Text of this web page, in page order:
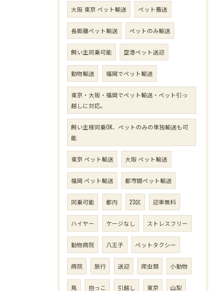
大阪 東京 ペット輸送 ペット搬送
長距離ペット輸送 ペットのみ輸送
飼い主同乗可能 空港ペット送迎
動物輸送 福岡でペット輸送
東京・大阪・福岡でペット輸送・ペット引っ
越しに対応。
飼い主様同乗OK、ペットのみの単独輸送も可
能
東京 ペット輸送 大阪 ペット輸送
福岡 ペット輸送 都市間ペット輸送
同乗可能 都内 23区 迎車無料
ハイヤー ケージなし ストレスフリー
動物病院 八王子 ペットタクシー
病院 旅行 送迎 爬虫類 小動物
鳥 抱っこ 引越し 東京 山梨